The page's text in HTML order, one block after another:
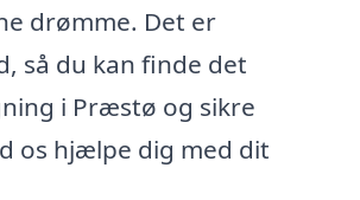
drømme. Det er
så du kan finde det
i Præstø og sikre
os hjælpe dig med dit